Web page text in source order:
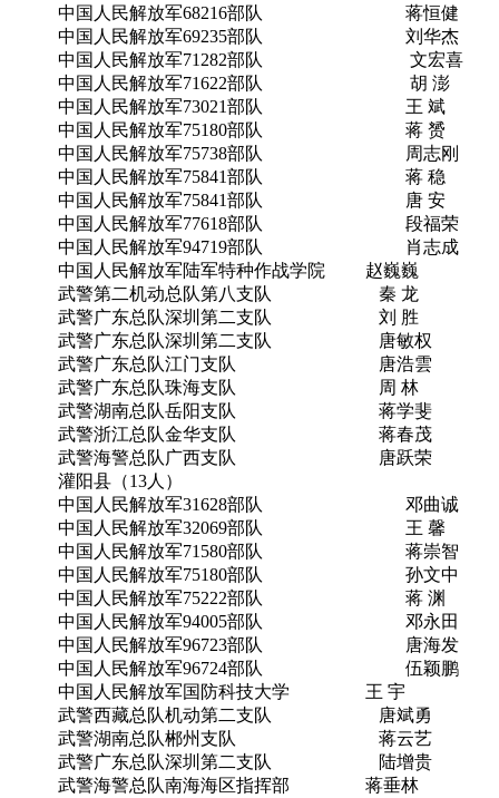
中国人民解放军68216部队 蒋恒健
中国人民解放军69235部队 刘华杰
中国人民解放军71282部队 文宏喜
中国人民解放军71622部队 胡 澎
中国人民解放军73021部队 王 斌
中国人民解放军75180部队 蒋 赟
中国人民解放军75738部队 周志刚
中国人民解放军75841部队 蒋 稳
中国人民解放军75841部队 唐 安
中国人民解放军77618部队 段福荣
中国人民解放军94719部队 肖志成
中国人民解放军陆军特种作战学院 赵巍巍
武警第二机动总队第八支队 秦 龙
武警广东总队深圳第二支队 刘 胜
武警广东总队深圳第二支队 唐敏权
武警广东总队江门支队 唐浩雲
武警广东总队珠海支队 周 林
武警湖南总队岳阳支队 蒋学斐
武警浙江总队金华支队 蒋春茂
武警海警总队广西支队 唐跃荣
灌阳县（13人）
中国人民解放军31628部队 邓曲诚
中国人民解放军32069部队 王 馨
中国人民解放军71580部队 蒋崇智
中国人民解放军75180部队 孙文中
中国人民解放军75222部队 蒋 渊
中国人民解放军94005部队 邓永田
中国人民解放军96723部队 唐海发
中国人民解放军96724部队 伍颖鹏
中国人民解放军国防科技大学 王 宇
武警西藏总队机动第二支队 唐斌勇
武警湖南总队郴州支队 蒋云艺
武警广东总队深圳第二支队 陆增贵
武警海警总队南海海区指挥部 蒋垂林